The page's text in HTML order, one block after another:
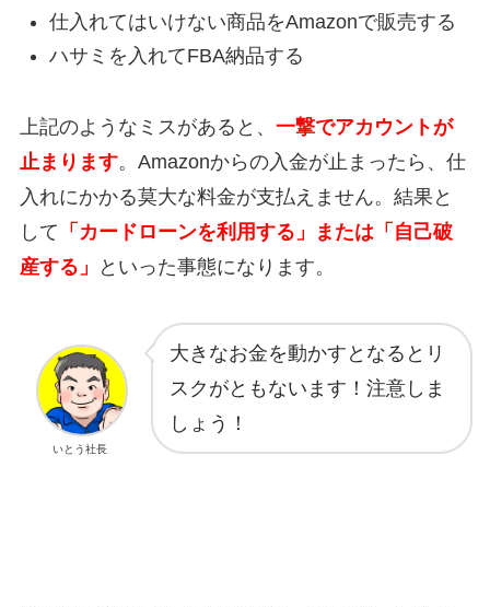
仕入れてはいけない商品をAmazonで販売する
ハサミを入れてFBA納品する
上記のようなミスがあると、 一撃でアカウントが
止まります。Amazonからの入金が止まったら、仕
入れにかかる莫大な料金が支払えません。結果と
して 「カードローンを利用する」または「自己破
産する」
といった事態になります。
大きなお金を動かすとなるとリ
スクがともないます！注意しま
しょう！
いとう社長